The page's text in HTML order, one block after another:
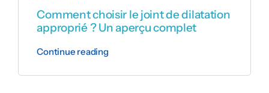
Comment choisir le joint de dilatation
approprié ? Un aperçu complet
Continue reading